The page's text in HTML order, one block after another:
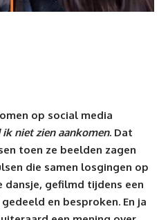
op social media
ik niet zien aankomen. Dat
toen ze beelden zagen
die samen losgingen op
dansje, gefilmd tijdens een
en besproken. En ja